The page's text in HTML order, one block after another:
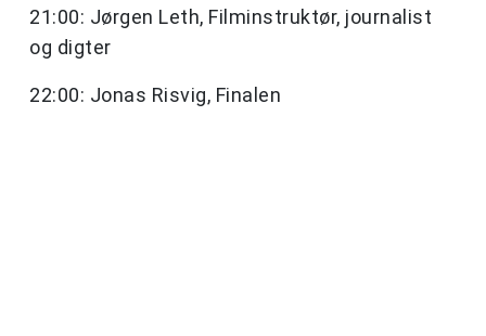
21:00: Jørgen Leth, Filminstruktør, journalist
og digter
22:00: Jonas Risvig, Finalen